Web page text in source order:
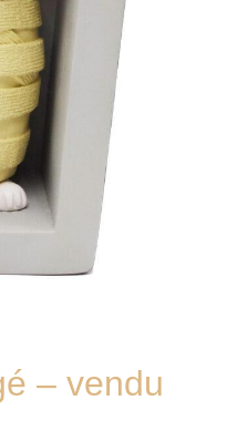
– vendu